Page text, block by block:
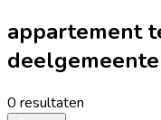
appartement
0 resultaten